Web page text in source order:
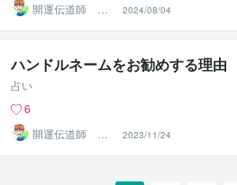
開運伝道師 HE
RO
2024/08/04
ハンドルネームをお勧めする理由
占い
6
開運伝道師 HE
RO
2023/11/24